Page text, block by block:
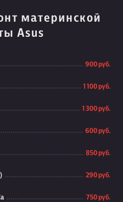
материнской
Asus
900 руб.
1 100 руб.
1 300 руб.
600 руб.
850 руб.
290 руб.
750 руб.